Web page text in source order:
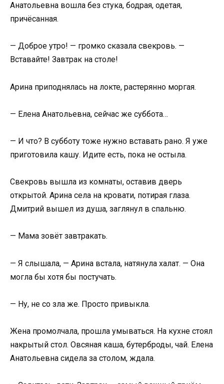
Анатольевна вошла без стука, бодрая, одетая,
причёсанная.
— Доброе утро! — громко сказала свекровь. —
Вставайте! Завтрак на столе!
Арина приподнялась на локте, растерянно моргая.
— Елена Анатольевна, сейчас же суббота…
— И что? В субботу тоже нужно вставать рано. Я уже
приготовила кашу. Идите есть, пока не остыла.
Свекровь вышла из комнаты, оставив дверь
открытой. Арина села на кровати, потирая глаза.
Дмитрий вышел из душа, заглянул в спальню.
— Мама зовёт завтракать.
— Я слышала, — Арина встала, натянула халат. — Она
могла бы хотя бы постучать.
— Ну, не со зла же. Просто привыкла.
Жена промолчала, прошла умываться. На кухне стоял
накрытый стол. Овсяная каша, бутерброды, чай. Елена
Анатольевна сидела за столом, ждала.